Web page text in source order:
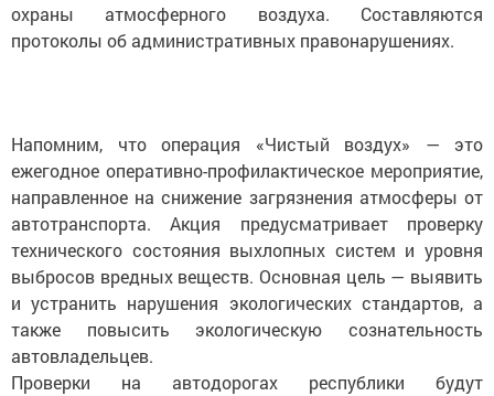
охраны атмосферного воздуха. Составляются
протоколы об административных правонарушениях.
Напомним, что операция «Чистый воздух» — это
ежегодное оперативно-профилактическое мероприятие,
направленное на снижение загрязнения атмосферы от
автотранспорта. Акция предусматривает проверку
технического состояния выхлопных систем и уровня
выбросов вредных веществ. Основная цель — выявить
и устранить нарушения экологических стандартов, а
также повысить экологическую сознательность
автовладельцев.
Проверки на автодорогах республики будут